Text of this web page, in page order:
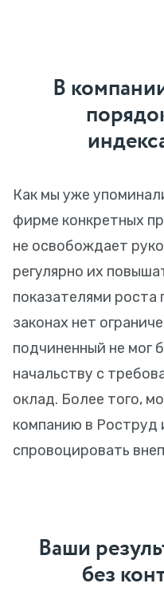
В
Как мы уже
фирме конкретных
не освобождает
регулярно их
показателями роста
законах нет
подчиненный не мог
начальству с
оклад. Более того,
компанию в Роструд
спровоцировать
Ваши
без